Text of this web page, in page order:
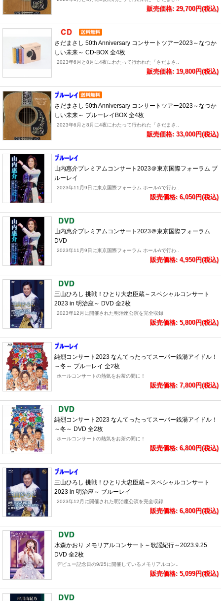
販売価格: 29,700円(税込)
さだまさし 50th Anniversary コンサートツアー2023～なつか
しい未来～ CD-BOX 全4枚
2023年6月と8月に4夜にわたって行われた「さだまさ..
販売価格: 19,800円(税込)
さだまさし 50th Anniversary コンサートツアー2023～なつか
しい未来～ ブルーレイBOX 全4枚
2023年6月と8月に4夜にわたって行われた「さだまさ..
販売価格: 33,000円(税込)
山内惠介プレミアムコンサート2023＠東京国際フォーラム ブ
ルーレイ
2023年11月9日に東京国際フォーラム ホールAで行わ..
販売価格: 6,050円(税込)
山内惠介プレミアムコンサート2023＠東京国際フォーラム
DVD
2023年11月9日に東京国際フォーラム ホールAで行わ..
販売価格: 4,950円(税込)
三山ひろし 挑戦！ひとり大忠臣蔵～スペシャルコンサート
2023 in 明治座～ DVD 全2枚
2023年12月に開催された明治座公演を完全収録
販売価格: 5,800円(税込)
純烈コンサート2023 なんてったってスーパー銭湯アイドル！
～冬～ ブルーレイ 全2枚
ホールコンサートの熱気をお茶の間に！
販売価格: 7,800円(税込)
純烈コンサート2023 なんてったってスーパー銭湯アイドル！
～冬～ DVD 全2枚
ホールコンサートの熱気をお茶の間に！
販売価格: 6,800円(税込)
三山ひろし 挑戦！ひとり大忠臣蔵～スペシャルコンサート
2023 in 明治座～ ブルーレイ
2023年12月に開催された明治座公演を完全収録
販売価格: 6,800円(税込)
水森かおり メモリアルコンサート～歌謡紀行～2023.9.25
DVD 全2枚
デビュー記念日の9/25に開催しているメモリアルコン..
販売価格: 5,099円(税込)